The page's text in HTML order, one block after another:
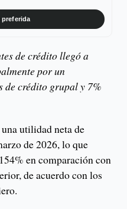
preferida
de crédito llegó a
por un
de crédito grupal y 7%
utilidad neta de
de 2026, lo que
en comparación con
de acuerdo con los